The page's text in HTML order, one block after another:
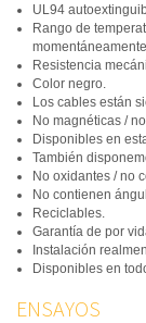
UL94
Rango de
Resistencia
Color negro.
Los cables están
No magnéticas /
Disponibles en
También
No oxidantes / no
No contienen
Reciclables.
Garantía de por
Instalación
Disponibles en
ENSAYOS